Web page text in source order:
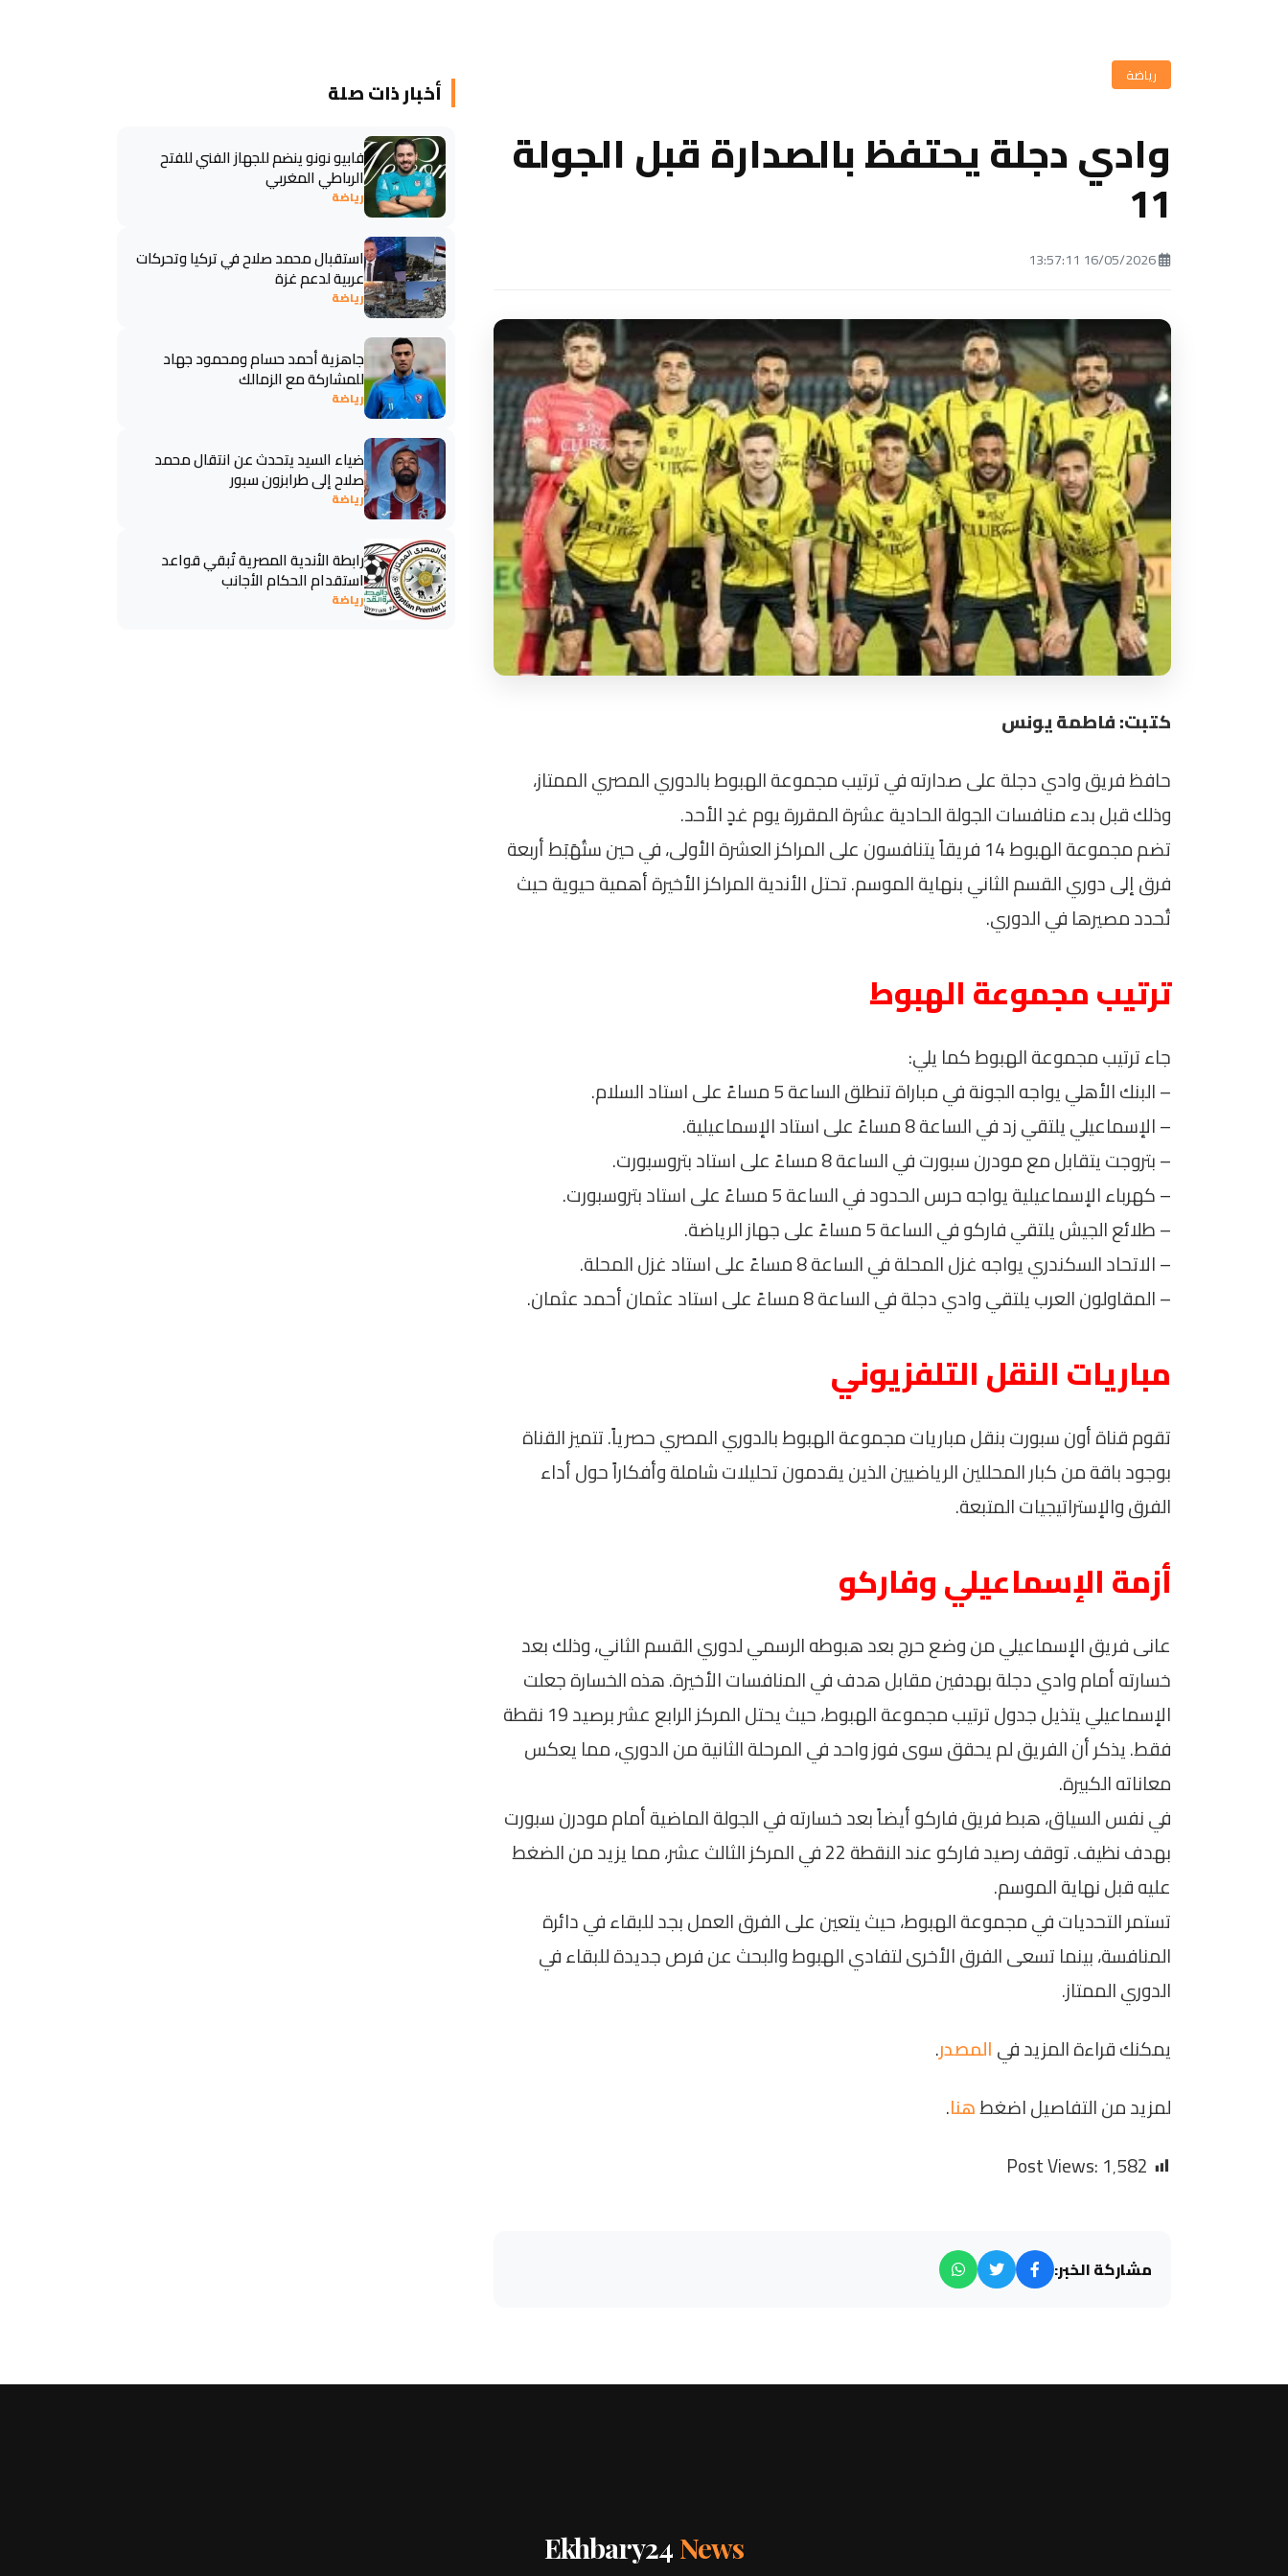
رياضة
وادي دجلة يحتفظ بالصدارة قبل الجولة
11
كتبت: فاطمة يونس
حافظ فريق وادي دجلة على صدارته في ترتيب مجموعة الهبوط بالدوري المصري الممتاز،
وذلك قبل بدء منافسات الجولة الحادية عشرة المقررة يوم غدٍ الأحد.
تضم مجموعة الهبوط 14 فريقاً يتنافسون على المراكز العشرة الأولى، في حين ستُهَبَط أربعة
فرق إلى دوري القسم الثاني بنهاية الموسم. تحتل الأندية المراكز الأخيرة أهمية حيوية حيث
تُحدد مصيرها في الدوري.
ترتيب مجموعة الهبوط
جاء ترتيب مجموعة الهبوط كما يلي:
– البنك الأهلي يواجه الجونة في مباراة تنطلق الساعة 5 مساءً على استاد السلام.
– الإسماعيلي يلتقي زد في الساعة 8 مساءً على استاد الإسماعيلية.
– بتروجت يتقابل مع مودرن سبورت في الساعة 8 مساءً على استاد بتروسبورت.
– كهرباء الإسماعيلية يواجه حرس الحدود في الساعة 5 مساءً على استاد بتروسبورت.
– طلائع الجيش يلتقي فاركو في الساعة 5 مساءً على جهاز الرياضة.
– الاتحاد السكندري يواجه غزل المحلة في الساعة 8 مساءً على استاد غزل المحلة.
– المقاولون العرب يلتقي وادي دجلة في الساعة 8 مساءً على استاد عثمان أحمد عثمان.
مباريات النقل التلفزيوني
تقوم قناة أون سبورت بنقل مباريات مجموعة الهبوط بالدوري المصري حصرياً. تتميز القناة
بوجود باقة من كبار المحللين الرياضيين الذين يقدمون تحليلات شاملة وأفكاراً حول أداء
الفرق والإستراتيجيات المتبعة.
أزمة الإسماعيلي وفاركو
عانى فريق الإسماعيلي من وضع حرج بعد هبوطه الرسمي لدوري القسم الثاني، وذلك بعد
خسارته أمام وادي دجلة بهدفين مقابل هدف في المنافسات الأخيرة. هذه الخسارة جعلت
الإسماعيلي يتذيل جدول ترتيب مجموعة الهبوط، حيث يحتل المركز الرابع عشر برصيد 19 نقطة
فقط. يذكر أن الفريق لم يحقق سوى فوز واحد في المرحلة الثانية من الدوري، مما يعكس
معاناته الكبيرة.
في نفس السياق، هبط فريق فاركو أيضاً بعد خسارته في الجولة الماضية أمام مودرن سبورت
بهدف نظيف. توقف رصيد فاركو عند النقطة 22 في المركز الثالث عشر، مما يزيد من الضغط
عليه قبل نهاية الموسم.
تستمر التحديات في مجموعة الهبوط، حيث يتعين على الفرق العمل بجد للبقاء في دائرة
المنافسة، بينما تسعى الفرق الأخرى لتفادي الهبوط والبحث عن فرص جديدة للبقاء في
الدوري الممتاز.
يمكنك قراءة المزيد فيالمصدر.
لمزيد من التفاصيل اضغطهنا.
Post Views:1٬582
مشاركة الخبر:
أخبار ذات صلة
فابيو نونو ينضم للجهاز الفني للفتح
الرباطي المغربي
رياضة
استقبال محمد صلاح في تركيا وتحركات
عربية لدعم غزة
رياضة
جاهزية أحمد حسام ومحمود جهاد
للمشاركة مع الزمالك
رياضة
ضياء السيد يتحدث عن انتقال محمد
صلاح إلى طرابزون سبور
رياضة
رابطة الأندية المصرية تُبقي قواعد
استقدام الحكام الأجانب
رياضة
Ekhbary24 News